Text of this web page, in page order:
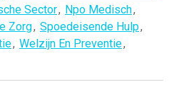
Sector, Npo Medisch,
Zorg, Spoedeisende Hulp,
, Welzijn En Preventie,